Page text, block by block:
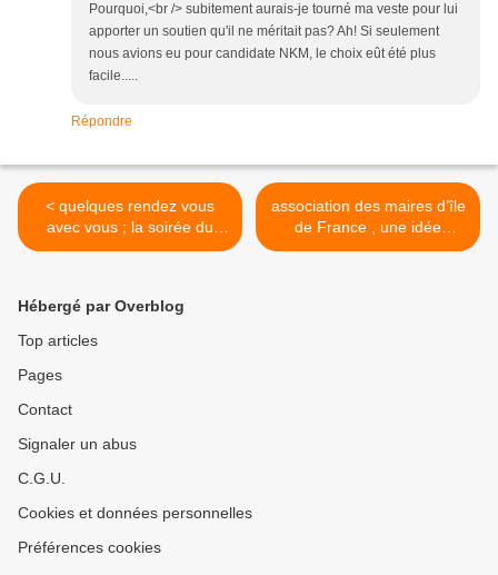
Pourquoi,<br /> subitement aurais-je tourné ma veste pour lui
apporter un soutien qu'il ne méritait pas? Ah! Si seulement
nous avions eu pour candidate NKM, le choix eût été plus
facile.....
Répondre
< quelques rendez vous
avec vous ; la soirée du
levant
association des maires d’île
de France , une idée
iconoclaste >
Hébergé par Overblog
Top articles
Pages
Contact
Signaler un abus
C.G.U.
Cookies et données personnelles
Préférences cookies